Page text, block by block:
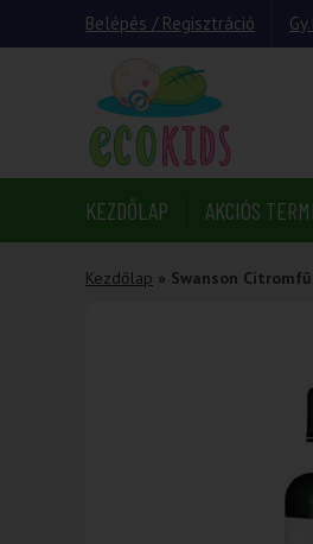
Belépés / Regisztráció
KEZDŐLAP AKCIÓS
Kezdőlap » Swanson